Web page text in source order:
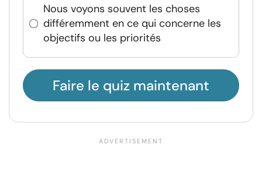
Nous voyons souvent les choses
différemment en ce qui concerne les
objectifs ou les priorités
Faire le quiz maintenant